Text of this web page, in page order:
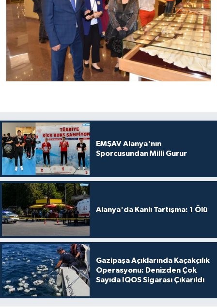
EMŞAV Alanya'nın
Sporcusundan Milli Gurur
Alanya'da Kanlı Tartışma: 1 Ölü
Gazipaşa Açıklarında Kaçakçılık
Operasyonu: Denizden Çok
Sayıda IQOS Sigarası Çıkarıldı